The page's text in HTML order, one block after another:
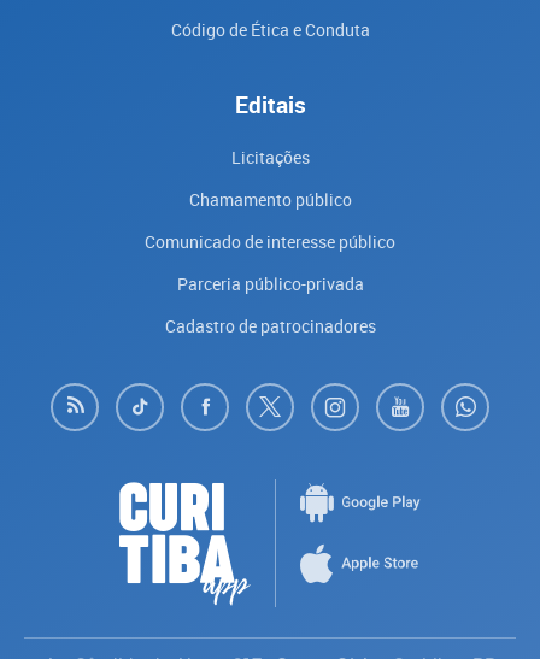
Código de Ética e Conduta
Editais
Licitações
Chamamento público
Comunicado de interesse público
Parceria público-privada
Cadastro de patrocinadores